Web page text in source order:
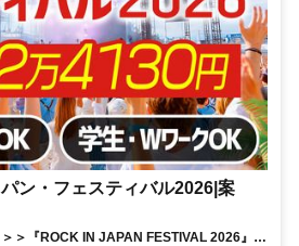
ン・フェスティバル2026|案
＞『ROCK IN JAPAN FESTIVAL 2026』オ